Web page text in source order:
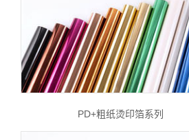
PD+粗纸烫印箔系列